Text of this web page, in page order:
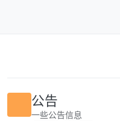
公告
一些公告信息